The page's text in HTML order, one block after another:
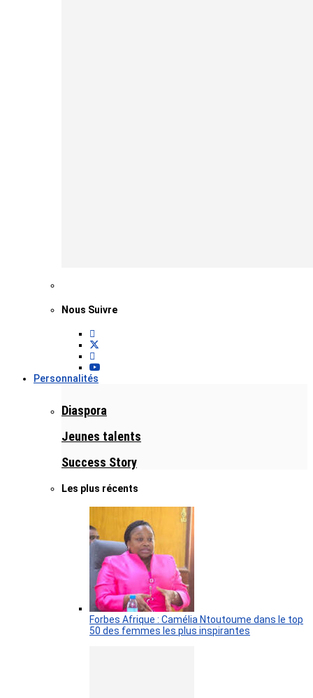
Nous Suivre
Personnalités
Diaspora
Jeunes talents
Success Story
Les plus récents
Forbes Afrique : Camélia Ntoutoume dans le top
50 des femmes les plus inspirantes